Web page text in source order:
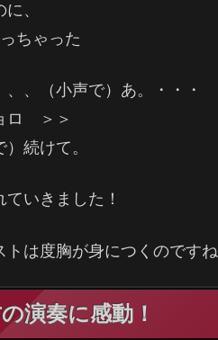
、
ちゃった
、（小声で）あ。・・・
＞＞
続けて。
いきました！
は度胸が身につくのですね
演奏に感動！